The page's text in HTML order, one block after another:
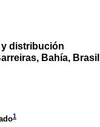
y distribución
Bahía, Brasil
1